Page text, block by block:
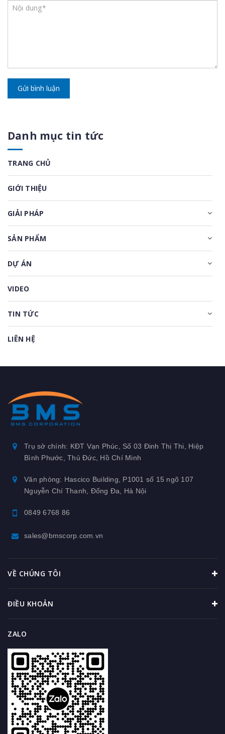
Gửi bình luận
Danh mục tin tức
TRANG CHỦ
GIỚI THIỆU
GIẢI PHÁP
SẢN PHẨM
DỰ ÁN
VIDEO
TIN TỨC
LIÊN HỆ
Trụ sở chính: KĐT Vạn Phúc, Số 03 Đinh Thị Thi, Hiệp
Bình Phước, Thủ Đức, Hồ Chí Minh
Văn phòng: Hascico Building, P1001 số 15 ngõ 107
Nguyễn Chí Thanh, Đống Đa, Hà Nội
0849 6768 86
sales@bmscorp.com.vn
VỀ CHÚNG TÔI
ĐIỀU KHOẢN
ZALO